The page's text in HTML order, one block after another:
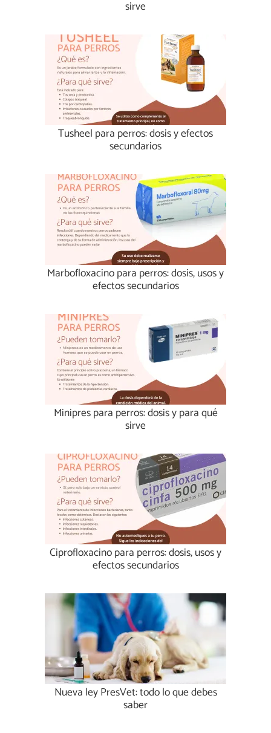
sirve
Tusheel para perros: dosis y efectos
secundarios
Marbofloxacino para perros: dosis, usos y
efectos secundarios
Minipres para perros: dosis y para qué
sirve
Ciprofloxacino para perros: dosis, usos y
efectos secundarios
Nueva ley PresVet: todo lo que debes
saber